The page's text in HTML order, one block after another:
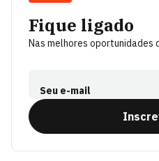
Fique ligado
Nas melhores oportunidades
Seu e-mail